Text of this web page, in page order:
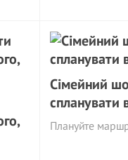
Сімейний
спланувати
Плануйте